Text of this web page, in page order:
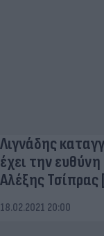
Λιγνάδης
έχει την
Αλέξης Τσίπρας
18.02.2021 20:00